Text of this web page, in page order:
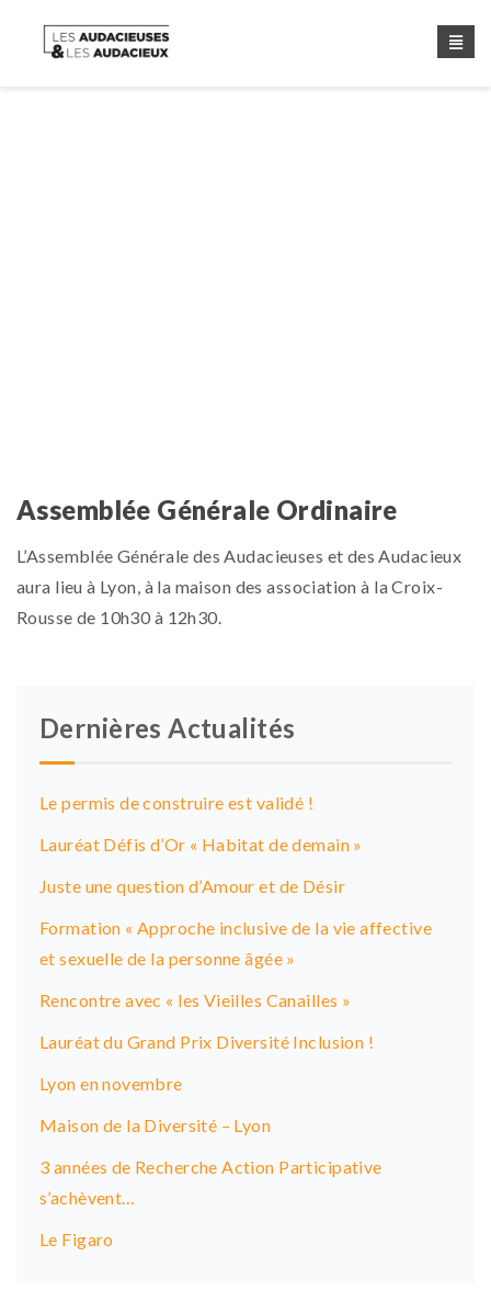
Assemblée Générale Ordinaire
L’Assemblée Générale des Audacieuses et des Audacieux
aura lieu à Lyon, à la maison des association à la Croix-
Rousse de 10h30 à 12h30.
Dernières Actualités
Le permis de construire est validé !
Lauréat Défis d’Or « Habitat de demain »
Juste une question d’Amour et de Désir
Formation « Approche inclusive de la vie affective
et sexuelle de la personne âgée »
Rencontre avec « les Vieilles Canailles »
Lauréat du Grand Prix Diversité Inclusion !
Lyon en novembre
Maison de la Diversité – Lyon
3 années de Recherche Action Participative
s’achèvent…
Le Figaro